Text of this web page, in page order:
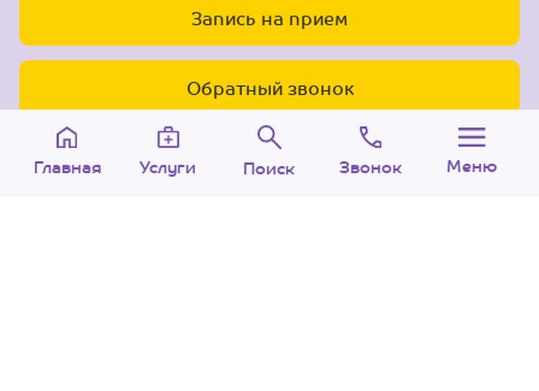
Запись на прием
Обратный звонок
Главная Услуги Поиск Звонок Меню